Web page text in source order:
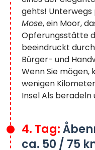
gehts! Unterwegs
Mose, ein Moor,
Opferungsstätte
beeindruckt
Bürger- und
Wenn Sie mögen,
wenigen
Insel Als
4. Tag:
ca. 50 / 75